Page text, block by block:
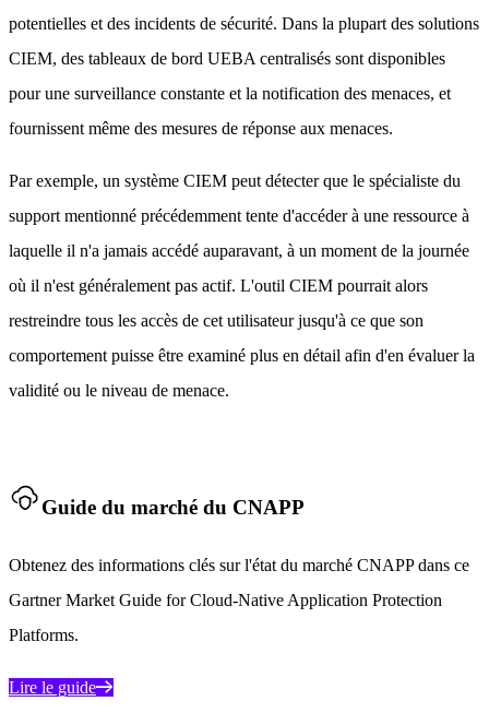
potentielles et des incidents de sécurité. Dans la plupart des solutions
CIEM, des tableaux de bord UEBA centralisés sont disponibles
pour une surveillance constante et la notification des menaces, et
fournissent même des mesures de réponse aux menaces.
Par exemple, un système CIEM peut détecter que le spécialiste du
support mentionné précédemment tente d'accéder à une ressource à
laquelle il n'a jamais accédé auparavant, à un moment de la journée
où il n'est généralement pas actif. L'outil CIEM pourrait alors
restreindre tous les accès de cet utilisateur jusqu'à ce que son
comportement puisse être examiné plus en détail afin d'en évaluer la
validité ou le niveau de menace.
Guide du marché du CNAPP
Obtenez des informations clés sur l'état du marché CNAPP dans ce
Gartner Market Guide for Cloud-Native Application Protection
Platforms.
Lire le guide